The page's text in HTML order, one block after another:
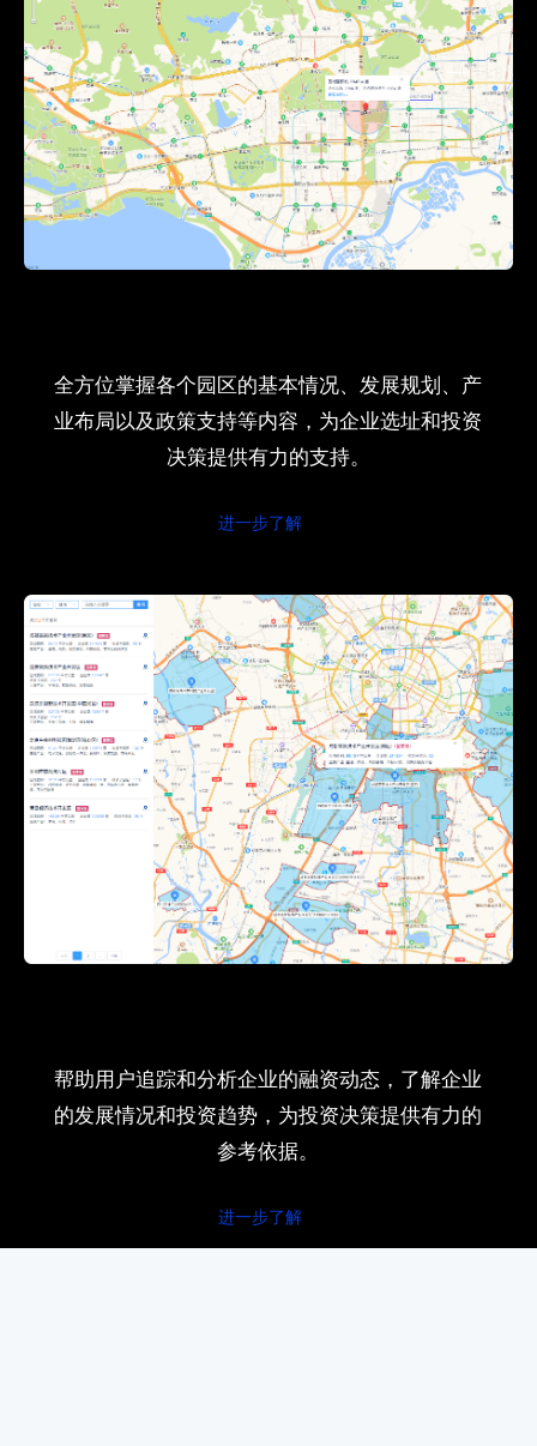
全方位掌握各个园区的基本情况、发展规划、产
业布局以及政策支持等内容，为企业选址和投资
决策提供有力的支持。
进一步了解
帮助用户追踪和分析企业的融资动态，了解企业
的发展情况和投资趋势，为投资决策提供有力的
参考依据。
进一步了解